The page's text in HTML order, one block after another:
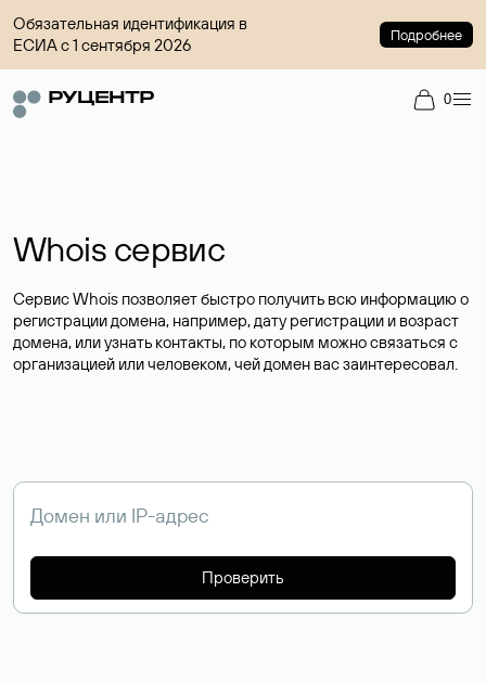
Обязательная идентификация в
ЕСИА с 1 сентября 2026
Подробнее
0
Whois сервис
Сервис Whois позволяет быстро получить всю информацию о
регистрации домена, например, дату регистрации и возраст
домена, или узнать контакты, по которым можно связаться с
организацией или человеком, чей домен вас заинтересовал.
Проверить